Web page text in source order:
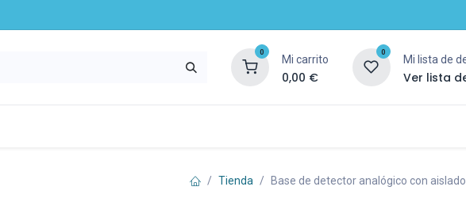
0
Mi carrito
0,00 €
0
Mi lista de
Ver lista
Tienda Base de detector analógico con